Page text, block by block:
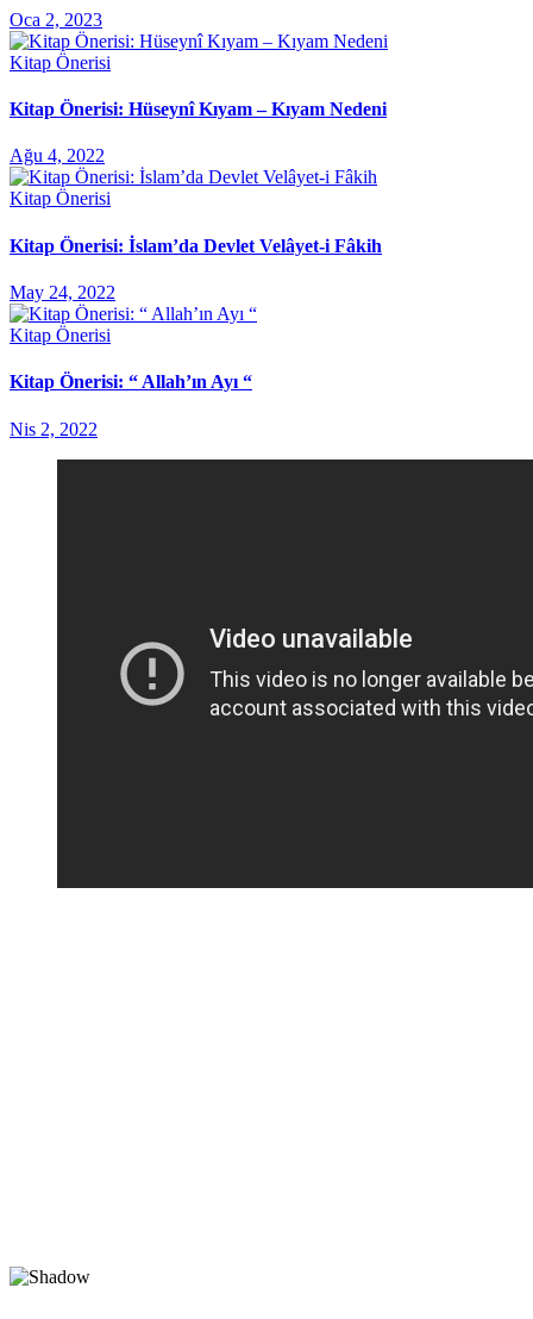
Oca 2, 2023
Kitap Önerisi
Kitap Önerisi: Hüseynî Kıyam – Kıyam Nedeni
Ağu 4, 2022
Kitap Önerisi
Kitap Önerisi: İslam’da Devlet Velâyet-i Fâkih
May 24, 2022
Kitap Önerisi
Kitap Önerisi: “ Allah’ın Ayı “
Nis 2, 2022